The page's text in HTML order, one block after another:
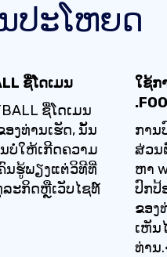
ປະໂຫຍດ
ຊື່ໂດເມນ
ຊື່ໂດເມນ
ງທ່ານເຮັດ, ນັ້ນ
ບໍ່ໃຫ້ເກີດຄວາມ
ນຮູ້ພຽງແຕ່ວິທີທີ່
ະກິດຫຼືເວັບໄຊທ໌
ໃຊ້ກ
ການ
ສ່ວນ
ຫາ
ປົກປ້
ຂອງ
ເຫັນ
ທ່ານ